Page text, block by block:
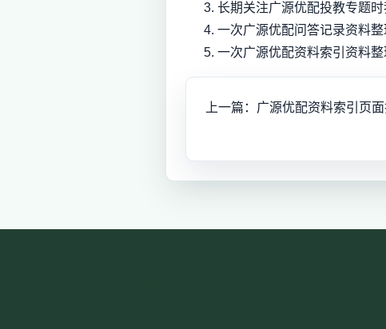
长期关注广源优配投教专题
一次广源优配问答记录资料
一次广源优配资料索引资料
上一篇：广源优配资料索引页